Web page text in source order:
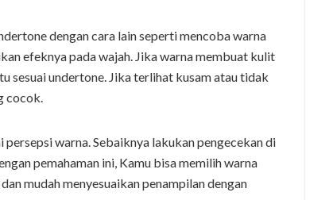
dengan cara lain seperti mencoba warna
efeknya pada wajah. Jika warna membuat kulit
sesuai undertone. Jika terlihat kusam atau tidak
cocok.
warna. Sebaiknya lakukan pengecekan di
pemahaman ini, Kamu bisa memilih warna
mudah menyesuaikan penampilan dengan